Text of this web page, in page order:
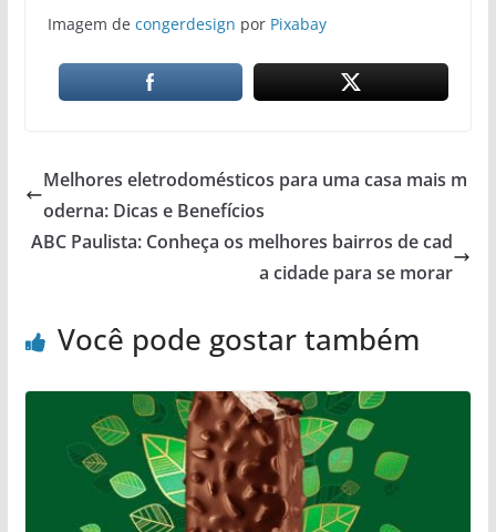
Imagem de congerdesign por Pixabay
Melhores eletrodomésticos para uma casa mais m
oderna: Dicas e Benefícios
ABC Paulista: Conheça os melhores bairros de cad
a cidade para se morar
Você pode gostar também